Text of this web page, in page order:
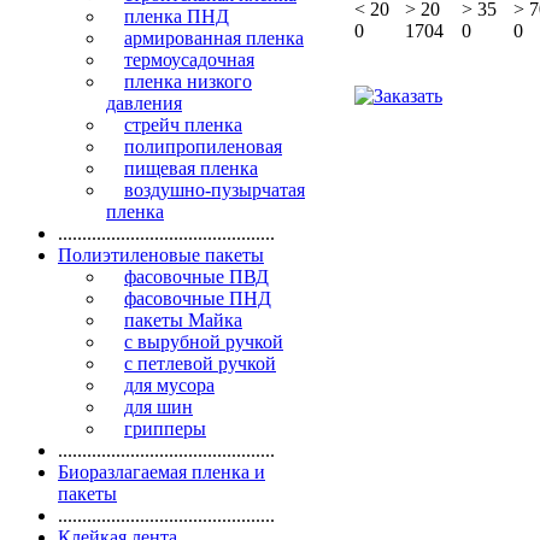
< 20 > 20 > 35 >
0
1704 0 0
пленка ПНД
армированная пленка
термоусадочная
пленка низкого
давления
стрейч пленка
полипропиленовая
пищевая пленка
воздушно-пузырчатая
пленка
.............................................
Полиэтиленовые пакеты
фасовочные ПВД
фасовочные ПНД
пакеты Майка
с вырубной ручкой
с петлевой ручкой
для мусора
для шин
грипперы
.............................................
Биоразлагаемая пленка и
пакеты
.............................................